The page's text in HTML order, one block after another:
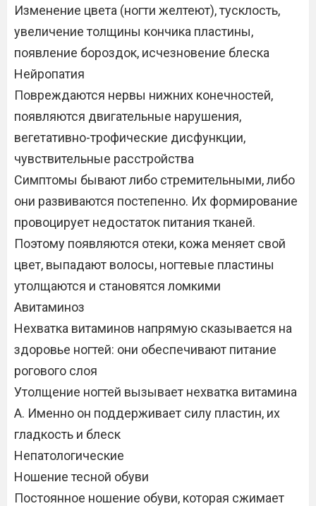
Изменение цвета (ногти желтеют), тусклость,
увеличение толщины кончика пластины,
появление бороздок, исчезновение блеска
Нейропатия
Повреждаются нервы нижних конечностей,
появляются двигательные нарушения,
вегетативно-трофические дисфункции,
чувствительные расстройства
Симптомы бывают либо стремительными, либо
они развиваются постепенно. Их формирование
провоцирует недостаток питания тканей.
Поэтому появляются отеки, кожа меняет свой
цвет, выпадают волосы, ногтевые пластины
утолщаются и становятся ломкими
Авитаминоз
Нехватка витаминов напрямую сказывается на
здоровье ногтей: они обеспечивают питание
рогового слоя
Утолщение ногтей вызывает нехватка витамина
А. Именно он поддерживает силу пластин, их
гладкость и блеск
Непатологические
Ношение тесной обуви
Постоянное ношение обуви, которая сжимает